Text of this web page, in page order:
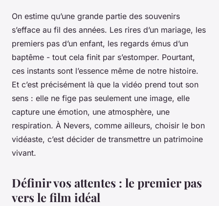
On estime qu’une grande partie des souvenirs
s’efface au fil des années. Les rires d’un mariage, les
premiers pas d’un enfant, les regards émus d’un
baptême - tout cela finit par s’estomper. Pourtant,
ces instants sont l’essence même de notre histoire.
Et c’est précisément là que la vidéo prend tout son
sens : elle ne fige pas seulement une image, elle
capture une émotion, une atmosphère, une
respiration. À Nevers, comme ailleurs, choisir le bon
vidéaste, c’est décider de transmettre un patrimoine
vivant.
Définir vos attentes : le premier pas
vers le film idéal